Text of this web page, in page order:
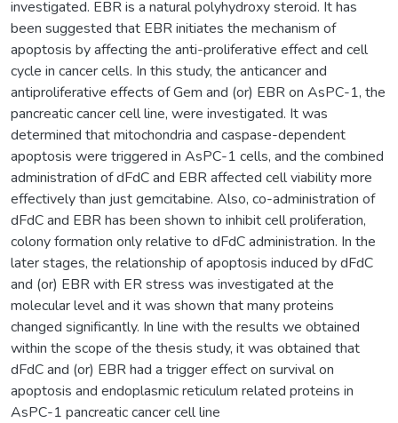
investigated. EBR is a natural polyhydroxy steroid. It has
been suggested that EBR initiates the mechanism of
apoptosis by affecting the anti-proliferative effect and cell
cycle in cancer cells. In this study, the anticancer and
antiproliferative effects of Gem and (or) EBR on AsPC-1, the
pancreatic cancer cell line, were investigated. It was
determined that mitochondria and caspase-dependent
apoptosis were triggered in AsPC-1 cells, and the combined
administration of dFdC and EBR affected cell viability more
effectively than just gemcitabine. Also, co-administration of
dFdC and EBR has been shown to inhibit cell proliferation,
colony formation only relative to dFdC administration. In the
later stages, the relationship of apoptosis induced by dFdC
and (or) EBR with ER stress was investigated at the
molecular level and it was shown that many proteins
changed significantly. In line with the results we obtained
within the scope of the thesis study, it was obtained that
dFdC and (or) EBR had a trigger effect on survival on
apoptosis and endoplasmic reticulum related proteins in
AsPC-1 pancreatic cancer cell line